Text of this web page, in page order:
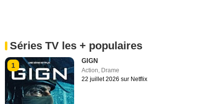
Séries TV les + populaires
1
GIGN
Action Drame
22 juillet 2026 sur Netflix